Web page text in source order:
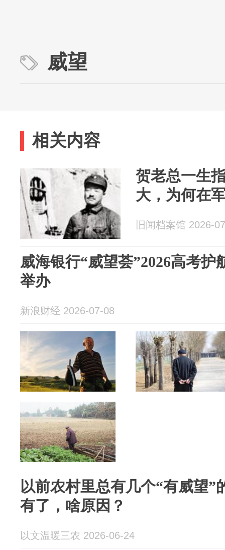
威望
相关内容
贺老总一生
大，为何在
旧闻档案馆 2026-
威海银行“威望荟”2026高考护
举办
新浪财经 2026-07-08
以前农村里总有几个“有威望”
有了，啥原因？
以文温暖三农 2026-06-24